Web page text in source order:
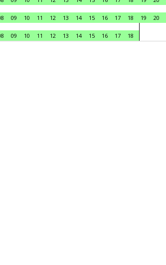
09 10 11 12 13 14 15 16 17 18 19 20
09 10 11 12 13 14 15 16 17 18